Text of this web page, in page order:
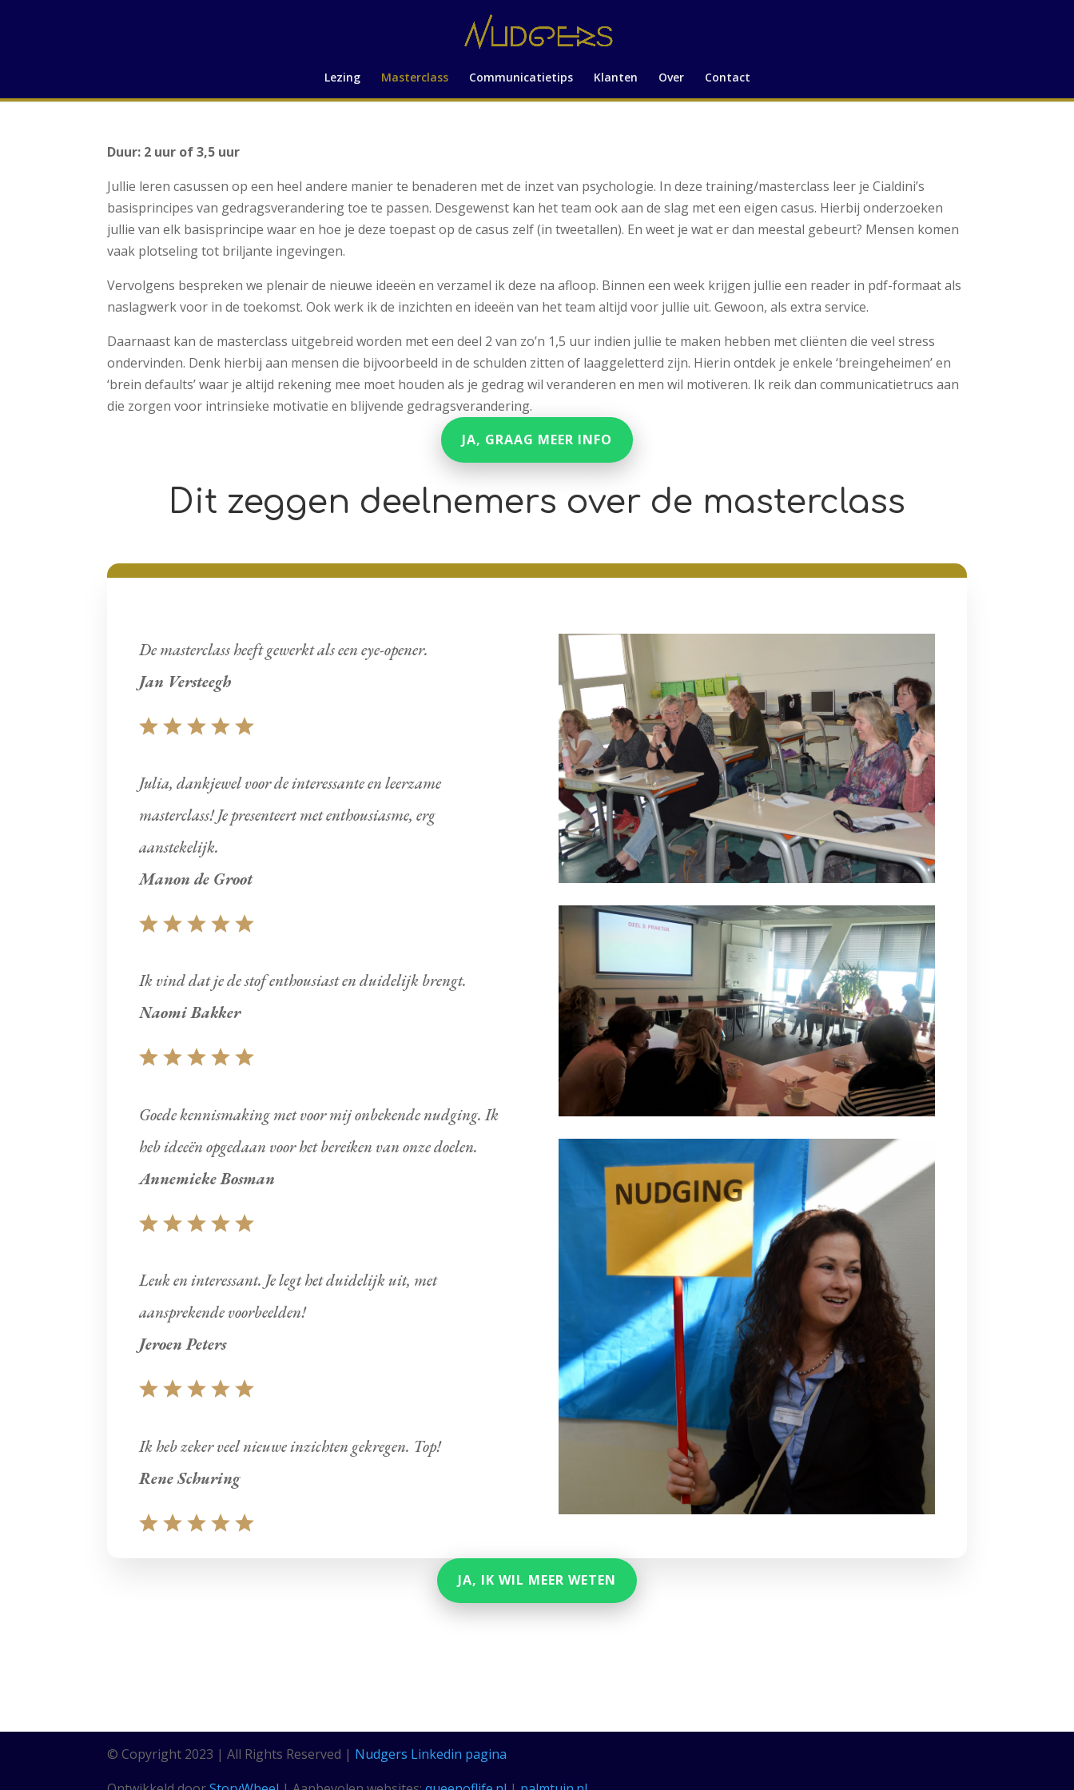
Lezing Masterclass Communicatietips Klanten Over Contact
Duur: 2 uur of 3,5 uur
Jullie leren casussen op een heel andere manier te benaderen met de inzet van psychologie. In deze training/masterclass leer je Cialdini’s
basisprincipes van gedragsverandering toe te passen. Desgewenst kan het team ook aan de slag met een eigen casus. Hierbij onderzoeken
jullie van elk basisprincipe waar en hoe je deze toepast op de casus zelf (in tweetallen). En weet je wat er dan meestal gebeurt? Mensen komen
vaak plotseling tot briljante ingevingen.
Vervolgens bespreken we plenair de nieuwe ideeën en verzamel ik deze na afloop. Binnen een week krijgen jullie een reader in pdf-formaat als
naslagwerk voor in de toekomst. Ook werk ik de inzichten en ideeën van het team altijd voor jullie uit. Gewoon, als extra service.
Daarnaast kan de masterclass uitgebreid worden met een deel 2 van zo’n 1,5 uur indien jullie te maken hebben met cliënten die veel stress
ondervinden. Denk hierbij aan mensen die bijvoorbeeld in de schulden zitten of laaggeletterd zijn. Hierin ontdek je enkele ‘breingeheimen’ en
‘brein defaults’ waar je altijd rekening mee moet houden als je gedrag wil veranderen en men wil motiveren. Ik reik dan communicatietrucs aan
die zorgen voor intrinsieke motivatie en blijvende gedragsverandering.
JA, GRAAG MEER INFO
Dit zeggen deelnemers over de masterclass
De masterclass heeft gewerkt als een eye-opener.
Jan Versteegh
Julia, dankjewel voor de interessante en leerzame
masterclass! Je presenteert met enthousiasme, erg
aanstekelijk.
Manon de Groot
Ik vind dat je de stof enthousiast en duidelijk brengt.
Naomi Bakker
Goede kennismaking met voor mij onbekende nudging. Ik
heb ideeën opgedaan voor het bereiken van onze doelen.
Annemieke Bosman
Leuk en interessant. Je legt het duidelijk uit, met
aansprekende voorbeelden!
Jeroen Peters
Ik heb zeker veel nieuwe inzichten gekregen. Top!
Rene Schuring
JA, IK WIL MEER WETEN
© Copyright 2023 | All Rights Reserved | Nudgers Linkedin pagina